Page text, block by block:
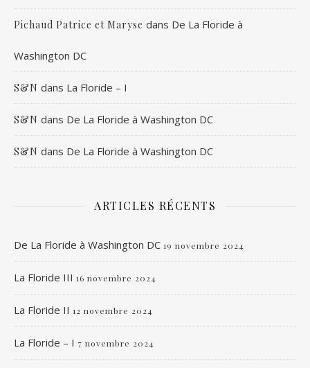
Pichaud Patrice et Maryse dans De La Floride à
Washington DC
S&N dans La Floride – I
S&N dans De La Floride à Washington DC
S&N dans De La Floride à Washington DC
ARTICLES RÉCENTS
De La Floride à Washington DC 19 novembre 2024
La Floride III 16 novembre 2024
La Floride II 12 novembre 2024
La Floride – I 7 novembre 2024